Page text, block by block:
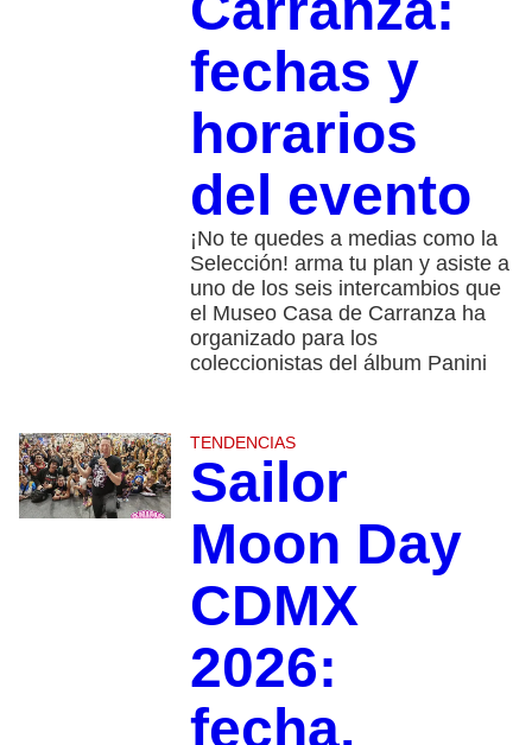
fechas y
horarios
del evento
¡No te quedes a medias como la
Selección! arma tu plan y asiste a
uno de los seis intercambios que
el Museo Casa de Carranza ha
organizado para los
coleccionistas del álbum Panini
TENDENCIAS
Sailor
Moon Day
CDMX
2026:
fecha,